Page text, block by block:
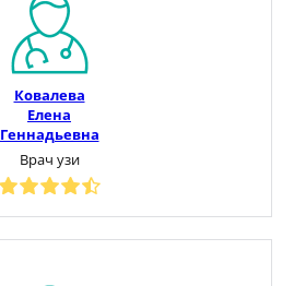
Ковалева
Елена
Геннадьевна
Врач узи